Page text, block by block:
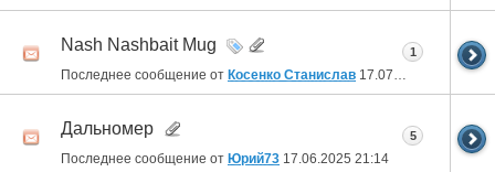
Nash Nashbait Mug
Последнее сообщение от Косенко Станислав 17.07.2025 01:41
1
Дальномер
Последнее сообщение от Юрий73 17.06.2025 21:14
5